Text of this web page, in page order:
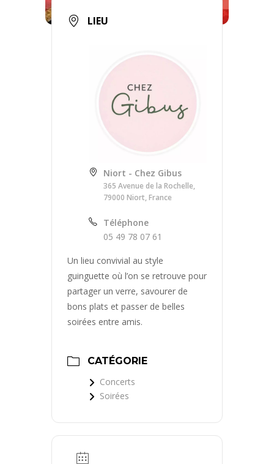
LIEU
Niort - Chez Gibus
365 Avenue de la Rochelle,
79000 Niort, France
Téléphone
05 49 78 07 61
Un lieu convivial au style
guinguette où l’on se retrouve pour
partager un verre, savourer de
bons plats et passer de belles
soirées entre amis.
CATÉGORIE
Concerts
Soirées